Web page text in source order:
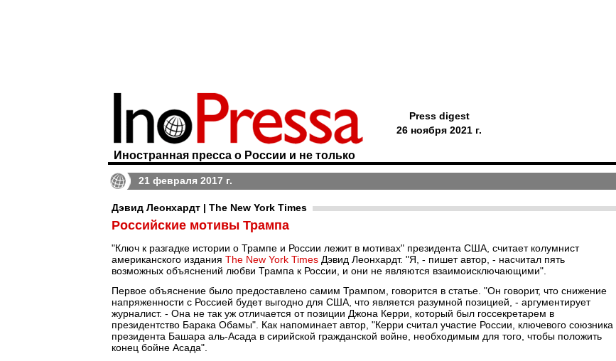
Иностранная пресса о России и не только
Press digest
26 ноября 2021 г.
21 февраля 2017 г.
Дэвид Леонхардт | The New York Times
Российские мотивы Трампа
"Ключ к разгадке истории о Трампе и России лежит в мотивах" президента США, считает колумнист
американского издания The New York Times Дэвид Леонхардт. "Я, - пишет автор, - насчитал пять
возможных объяснений любви Трампа к России, и они не являются взаимоисключающими".
Первое объяснение было предоставлено самим Трампом, говорится в статье. "Он говорит, что снижение
напряженности с Россией будет выгодно для США, что является разумной позицией, - аргументирует
журналист. - Она не так уж отличается от позиции Джона Керри, который был госсекретарем в
президентство Барака Обамы". Как напоминает автор, "Керри считал участие России, ключевого союзника
президента Башара аль-Асада в сирийской гражданской войне, необходимым для того, чтобы положить
конец бойне Асада".